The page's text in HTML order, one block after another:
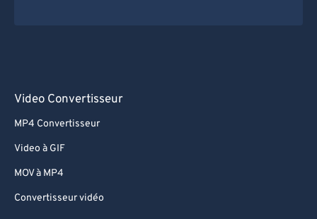
Video Convertisseur
MP4 Convertisseur
Video à GIF
MOV à MP4
Convertisseur vidéo